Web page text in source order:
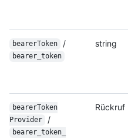
bearerToken /
bearer_token
string
bearerToken
Provider
/
bearer_token_
Rückruf